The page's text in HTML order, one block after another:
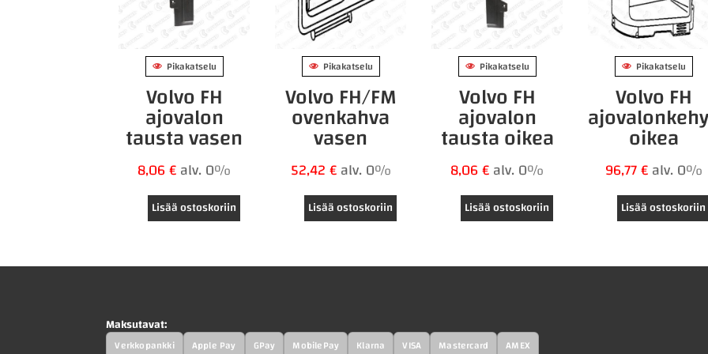
Pikakatselu
Volvo FH
ajovalon
tausta vasen
8,06€alv. 0%
Lisää ostoskoriin
Pikakatselu
Volvo FH/FM
ovenkahva
vasen
52,42€alv. 0%
Lisää ostoskoriin
Pikakatselu
Volvo FH
ajovalon
tausta oikea
8,06€alv. 0%
Lisää ostoskoriin
Pikakatselu
Volvo FH
oikea
96,77€alv. 0%
Lisää ostoskoriin
Maksutavat:
Verkkopankki Apple Pay GPay MobilePay Klarna VISA Mastercard AMEX